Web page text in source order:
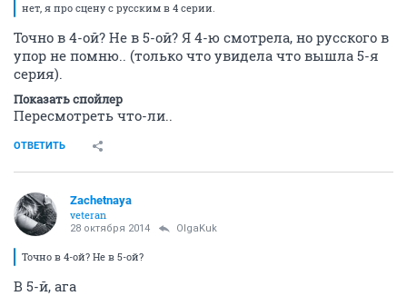
нет, я про сцену с русским в 4 серии.
Точно в 4-ой? Не в 5-ой? Я 4-ю смотрела, но русского в
упор не помню.. (только что увидела что вышла 5-я
серия).
Показать спойлер
Пересмотреть что-ли..
ОТВЕТИТЬ
Zachetnaya
veteran
28 октября 2014 OlgaKuk
Точно в 4-ой? Не в 5-ой?
В 5-й, ага